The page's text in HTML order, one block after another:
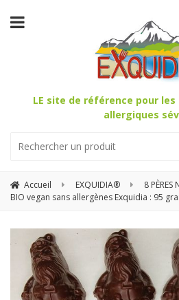
LE site de référence pour
allergiques
Accueil EXQUIDIA®
8
BIO vegan sans allergènes Exquidia : 95